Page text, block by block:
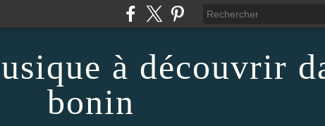
à découvrir
bonin